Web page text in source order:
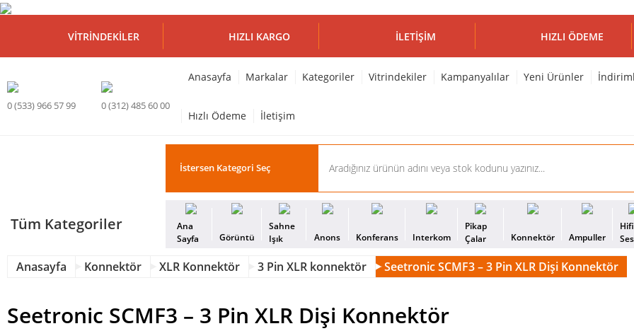
VITRINDEKILER HIZLI KARGO İLETIŞIM HIZLI ÖDEME
0 (533) 966 57 99 0 (312) 485 60 00
Anasayfa Markalar Kategoriler Vitrindekiler Kampanyalılar Yeni Ürünler
Hızlı Ödeme İletişim
Tüm Kategoriler
Ana
Sayfa
Görüntü
Sahne
Işık
Anons Konferans Interkom
Pikap
Çalar
Konnektör Ampuller
Hifi
Ses
Anasayfa Konnektör XLR Konnektör 3 Pin XLR konnektör Seetronic SCMF3 – 3 Pin XLR Dişi Konnektör
Seetronic SCMF3 – 3 Pin XLR Dişi Konnektör